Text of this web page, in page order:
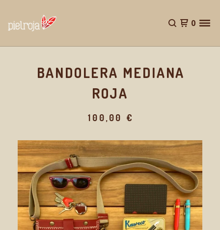
0
BANDOLERA MEDIANA
ROJA
100,00 €